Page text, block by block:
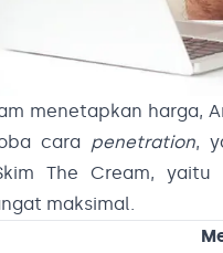
menetapkan harga,
cara penetration,
The Cream, yaitu
maksimal.